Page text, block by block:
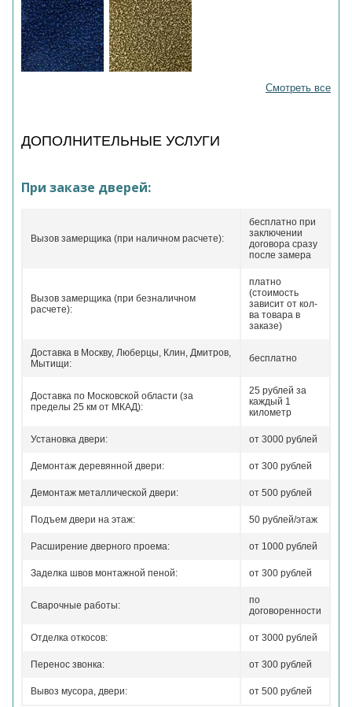
Смотреть все
ДОПОЛНИТЕЛЬНЫЕ УСЛУГИ
При заказе дверей:
Вызов замерщика (при наличном расчете):
бесплатно при
заключении
договора сразу
после замера
Вызов замерщика (при безналичном
расчете):
платно
(стоимость
зависит от кол-
ва товара в
заказе)
Доставка в Москву, Люберцы, Клин, Дмитров,
Мытищи:
бесплатно
Доставка по Московской области (за
пределы 25 км от МКАД):
25 рублей за
каждый 1
километр
Установка двери: от 3000 рублей
Демонтаж деревянной двери: от 300 рублей
Демонтаж металлической двери: от 500 рублей
Подъем двери на этаж: 50 рублей/этаж
Расширение дверного проема: от 1000 рублей
Заделка швов монтажной пеной: от 300 рублей
Сварочные работы:
по
договоренности
Отделка откосов: от 3000 рублей
Перенос звонка: от 300 рублей
Вывоз мусора, двери: от 500 рублей